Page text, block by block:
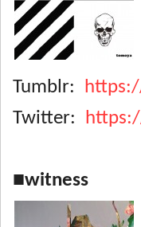
Tumblr:
Twitter:
■witness